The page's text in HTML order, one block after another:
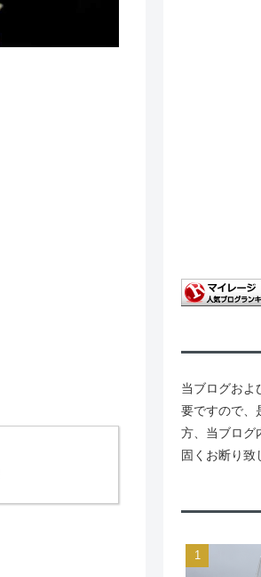
当ブログおよ
要ですので、
方、当ブログ
固くお断り致